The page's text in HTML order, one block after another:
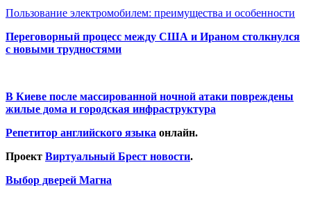
Пользование электромобилем: преимущества и особенности
Переговорный процесс между США и Ираном столкнулся
с новыми трудностями
В Киеве после массированной ночной атаки повреждены
жилые дома и городская инфраструктура
Репетитор английского языка онлайн.
Проект Виртуальный Брест новости.
Выбор дверей Магна